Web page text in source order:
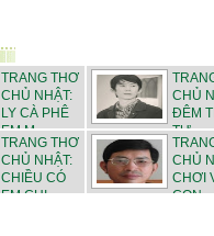
TRANG THƠ
CHỦ NHẬT:
LY CÀ PHÊ
EM M...
CHỦ
ĐÊM
TƯ - ...
TRANG THƠ
CHỦ NHẬT:
CHIỀU CÓ
EM CHI...
CHỦ
CHƠI
CON -